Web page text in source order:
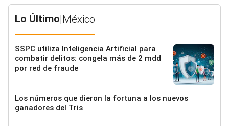
Lo Último|México
SSPC utiliza Inteligencia Artificial para
combatir delitos: congela más de 2 mdd
por red de fraude
Los números que dieron la fortuna a los nuevos
ganadores del Tris